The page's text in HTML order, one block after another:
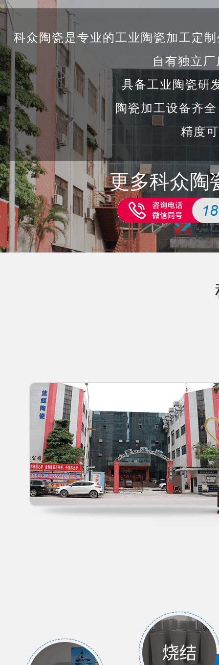
科众陶瓷是专业的工业陶瓷加工定
自有独立
具备工业陶瓷研
陶瓷加工设备齐
精度
更多科众陶